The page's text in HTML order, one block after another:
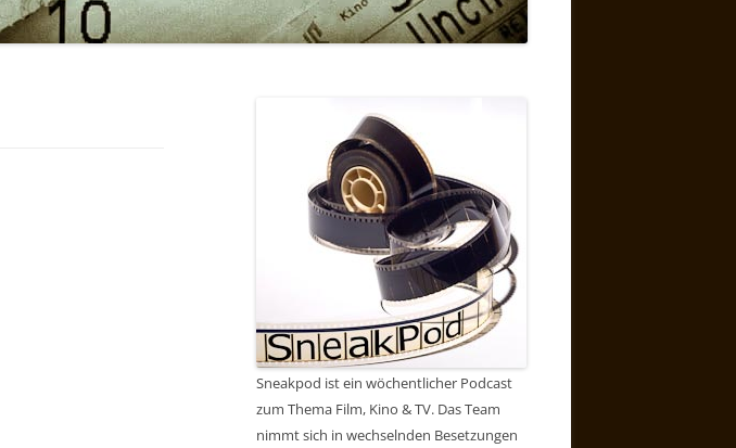
Sneakpod ist ein wöchentlicher Podcast
zum Thema Film, Kino & TV. Das Team
nimmt sich in wechselnden Besetzungen